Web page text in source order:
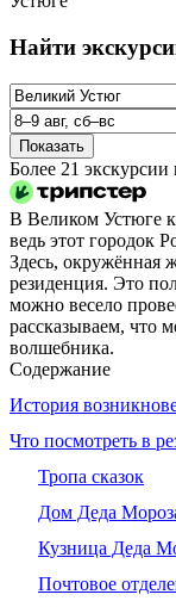
Найти
Показать
Более 21
В Великом Устюге
ведь этот городок
Здесь, окружённая
резиденция. Это
можно весело
рассказываем, что
волшебника.
Содержание
История
Что посмотреть в
Тропа сказок
Дом Деда
Кузница Деда
Почтовое